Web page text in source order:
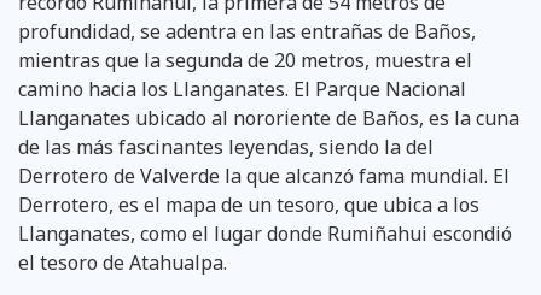
profundidad, se adentra en las entrañas de Baños,
mientras que la segunda de 20 metros, muestra el
camino hacia los Llanganates. El Parque Nacional
Llanganates ubicado al nororiente de Baños, es la cuna
de las más fascinantes leyendas, siendo la del
Derrotero de Valverde la que alcanzó fama mundial. El
Derrotero, es el mapa de un tesoro, que ubica a los
Llanganates, como el lugar donde Rumiñahui escondió
el tesoro de Atahualpa.